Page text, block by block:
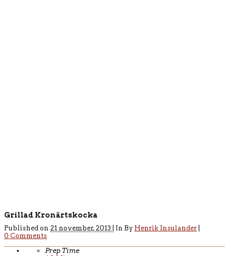
Grillad Kronärtskocka
Published on 21 november, 2013 | In By Henrik Insulander
0 Comments
Prep Time